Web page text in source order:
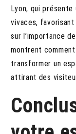
Lyon, qui
vivaces,
sur l’importance
montrent
transformer un
attirant des